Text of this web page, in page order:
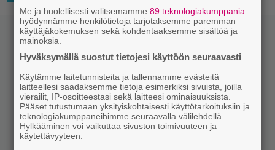
Me ja huolellisesti valitsemamme89 teknologiakumppania
hyödynnämme henkilötietoja tarjotaksemme paremman
käyttäjäkokemuksen sekä kohdentaaksemme sisältöä ja
mainoksia.
Hyväksymällä suostut tietojesi käyttöön seuraavasti
Käytämme laitetunnisteita ja tallennamme evästeitä
laitteellesi saadaksemme tietoja esimerkiksi sivuista, joilla
vierailit, IP-osoitteestasi sekä laitteesi ominaisuuksista.
Pääset tutustumaan yksityiskohtaisesti käyttötarkoituksiin ja
teknologiakumppaneihimme seuraavalla välilehdellä.
Hylkääminen voi vaikuttaa sivuston toimivuuteen ja
käytettävyyteen.